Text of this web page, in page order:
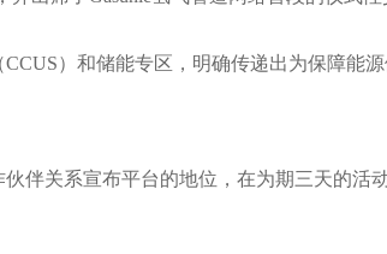
）和储能专区，明确传递出为保障能
伴关系宣布平台的地位，在为期三天的活